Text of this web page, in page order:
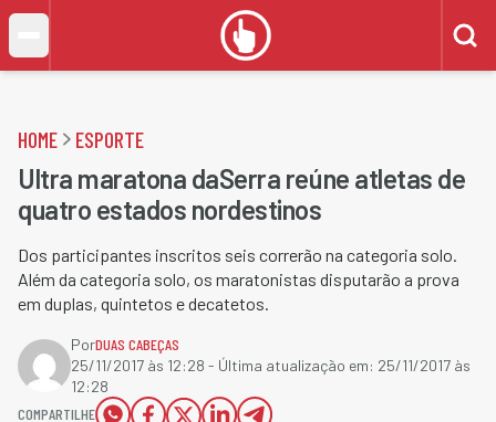
HOME ESPORTE
Ultra maratona daSerra reúne atletas de
quatro estados nordestinos
Dos participantes inscritos seis correrão na categoria solo.
Além da categoria solo, os maratonistas disputarão a prova
em duplas, quintetos e decatetos.
PorDUAS CABEÇAS
25/11/2017 às 12:28 - Última atualização em: 25/11/2017 às
12:28
COMPARTILHE